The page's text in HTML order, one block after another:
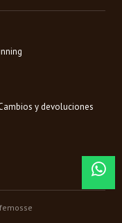
y devoluciones